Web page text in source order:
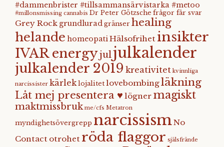
#dammenbrister #tillsammansärvistarka #metoo
#millonsmissing cannabis Dr Peter Götzsche frågor får svar
Grey Rock grundlurad gränser healing
helande homeopatiHälsofrihet insikter
IVAR energyjuljulkalender
julkalender 2019 kreativitet kvinnliga
narcissister kärlek lojalitet lovebombingläkning
Låt mej presentera ♥ lögner magiskt
maktmissbruk me/cfs Metatron
myndighetsövergrepp narcissismNo
Contact otrohet röda flaggor själsfrände